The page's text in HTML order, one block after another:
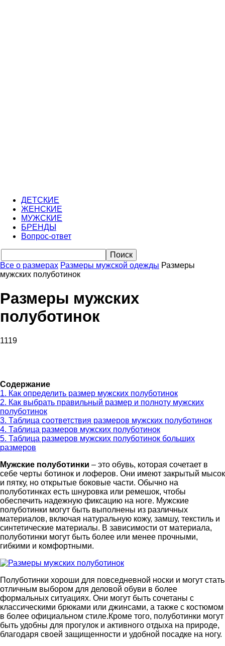
ДЕТСКИЕ
ЖЕНСКИЕ
МУЖСКИЕ
БРЕНДЫ
Вопрос-ответ
Все о размерах Размеры мужской одежды Размеры
мужских полуботинок
Размеры мужских
полуботинок
1119
Содержание
1. Как определить размер мужских полуботинок
2. Как выбрать правильный размер и полноту мужских
полуботинок
3. Таблица соответствия размеров мужских полуботинок
4. Таблица размеров мужских полуботинок
5. Таблица размеров мужских полуботинок больших
размеров
Мужские полуботинки – это обувь, которая сочетает в
себе черты ботинок и лоферов. Они имеют закрытый мысок
и пятку, но открытые боковые части. Обычно на
полуботинках есть шнуровка или ремешок, чтобы
обеспечить надежную фиксацию на ноге. Мужские
полуботинки могут быть выполнены из различных
материалов, включая натуральную кожу, замшу, текстиль и
синтетические материалы. В зависимости от материала,
полуботинки могут быть более или менее прочными,
гибкими и комфортными.
Полуботинки хороши для повседневной носки и могут стать
отличным выбором для деловой обуви в более
формальных ситуациях. Они могут быть сочетаны с
классическими брюками или джинсами, а также с костюмом
в более официальном стиле.Кроме того, полуботинки могут
быть удобны для прогулок и активного отдыха на природе,
благодаря своей защищенности и удобной посадке на ногу.